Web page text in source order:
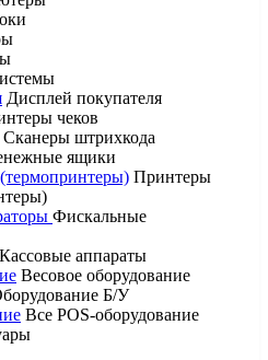
Дисплей покупателя
чеков
Сканеры штрихкода
ящики
Принтеры
Фискальные
Кассовые аппараты
Весовое оборудование
Б/У
Все POS-оборудование